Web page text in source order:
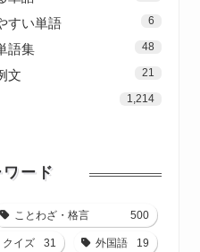
すい単語 6
語集 48
文 21
1,214
ワード
ことわざ・格言 500
クイズ 31 外国語 19